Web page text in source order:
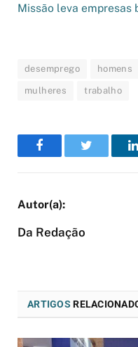
Missão leva empresas
desemprego homens
mulheres trabalho
FacebookTwitter
Da Redação
ARTIGOS